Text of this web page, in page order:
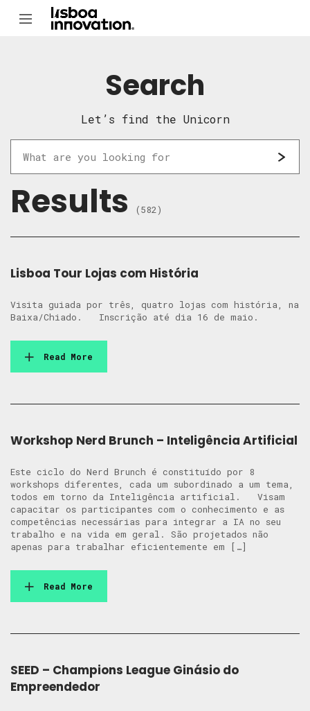
Search
Let’s find the Unicorn
Results (582)
Lisboa Tour Lojas com História
Visita guiada por três, quatro lojas com história, na
Baixa/Chiado. Inscrição até dia 16 de maio.
Read More
Workshop Nerd Brunch – Inteligência Artificial
Este ciclo do Nerd Brunch é constituído por 8
workshops diferentes, cada um subordinado a um tema,
todos em torno da Inteligência artificial. Visam
capacitar os participantes com o conhecimento e as
competências necessárias para integrar a IA no seu
trabalho e na vida em geral. São projetados não
apenas para trabalhar eficientemente em […]
Read More
SEED – Champions League Ginásio do
Empreendedor